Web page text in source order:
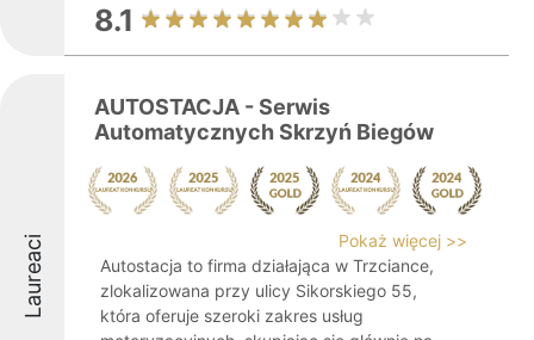
8.1
Laureaci
AUTOSTACJA - Serwis
Automatycznych Skrzyń Biegów
Pokaż więcej >>
Autostacja to firma działająca w Trzciance,
zlokalizowana przy ulicy Sikorskiego 55,
która oferuje szeroki zakres usług